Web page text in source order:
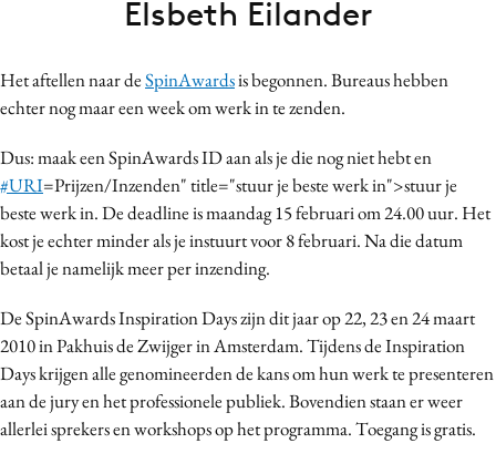
Carriere
Contentmarketing
Craft
Customer Experience
Data & Insights
Design
Digital transformation
Diversiteit
Effectiviteit
Gedragsverandering
Influencer marketing
Het aftellen naar deSpinAwardsis begonnen. Bureaus hebben
echter nog maar een week om werk in te zenden.
Dus: maak een SpinAwards ID aan als je die nog niet hebt en
#URI=Prijzen/Inzenden" title="stuur je beste werk in">stuur je
beste werk in. De deadline is maandag 15 februari om 24.00 uur. Het
kost je echter minder als je instuurt voor 8 februari. Na die datum
betaal je namelijk meer per inzending.
De SpinAwards Inspiration Days zijn dit jaar op 22, 23 en 24 maart
2010 in Pakhuis de Zwijger in Amsterdam. Tijdens de Inspiration
Days krijgen alle genomineerden de kans om hun werk te presenteren
aan de jury en het professionele publiek. Bovendien staan er weer
allerlei sprekers en workshops op het programma. Toegang is gratis.
Elsbeth Eilander